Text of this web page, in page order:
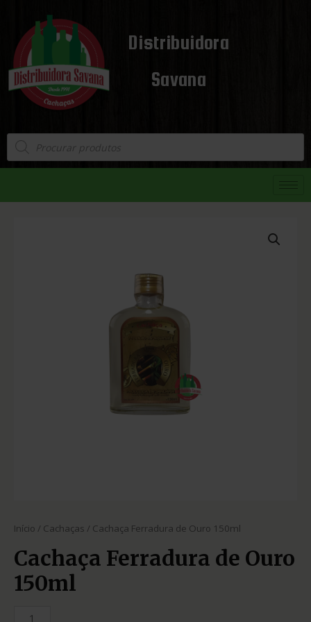
Distribuidora
Savana
Início / Cachaças / Cachaça Ferradura de Ouro 150ml
Cachaça Ferradura de Ouro
150ml